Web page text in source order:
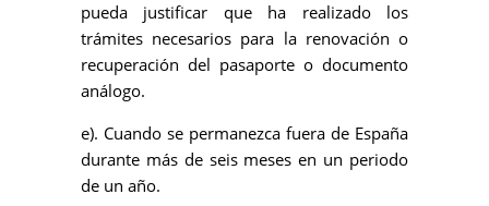
pueda justificar que ha realizado los
trámites necesarios para la renovación o
recuperación del pasaporte o documento
análogo.
e). Cuando se permanezca fuera de España
durante más de seis meses en un periodo
de un año.